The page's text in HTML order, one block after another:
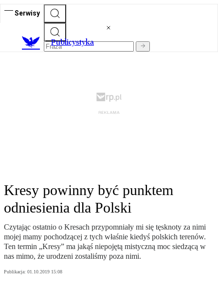
Serwisy
Publicystyka
Kresy powinny być punktem
odniesienia dla Polski
Czytając ostatnio o Kresach przypomniały mi się tęsknoty za nimi
mojej mamy pochodzącej z tych właśnie kiedyś polskich terenów.
Ten termin „Kresy” ma jakąś niepojętą mistyczną moc siedzącą w
nas mimo, że urodzeni zostaliśmy poza nimi.
Publikacja: 01.10.2019 15:08